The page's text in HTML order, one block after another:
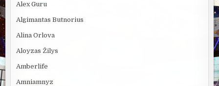
Alex Guru
Algimantas Butnorius
Alina Orlova
Aloyzas Žilys
Amberlife
Amniamnyz